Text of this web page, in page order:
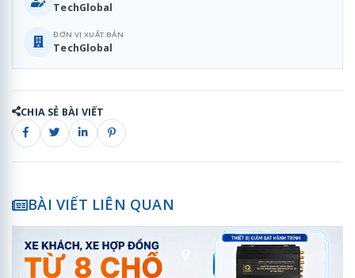
TechGlobal
ĐƠN VỊ XUẤT BẢN
TechGlobal
CHIA SẺ BÀI VIẾT
BÀI VIẾT LIÊN QUAN